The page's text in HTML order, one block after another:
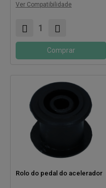
Ver Compatibilidade
Comprar
Rolo do pedal do acelerador